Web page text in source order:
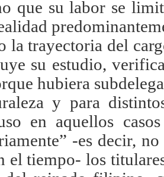
que su labor se
la trayectoria del
su estudio,
hubiera
y para
en aquellos
-es decir,
el tiempo- los